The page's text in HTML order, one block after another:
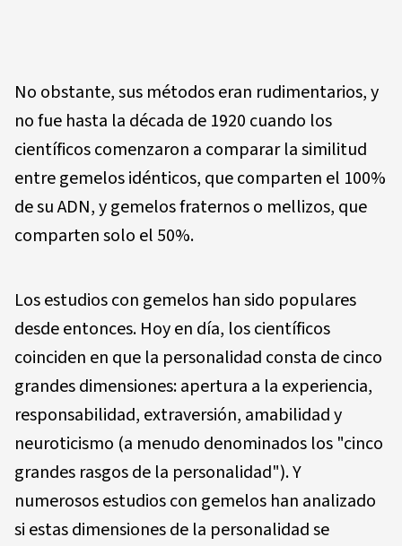
No obstante, sus métodos eran rudimentarios, y
no fue hasta la década de 1920 cuando los
científicos comenzaron a comparar la similitud
entre gemelos idénticos, que comparten el 100%
de su ADN, y gemelos fraternos o mellizos, que
comparten solo el 50%.
Los estudios con gemelos han sido populares
desde entonces. Hoy en día, los científicos
coinciden en que la personalidad consta de cinco
grandes dimensiones: apertura a la experiencia,
responsabilidad, extraversión, amabilidad y
neuroticismo (a menudo denominados los "cinco
grandes rasgos de la personalidad"). Y
numerosos estudios con gemelos han analizado
si estas dimensiones de la personalidad se